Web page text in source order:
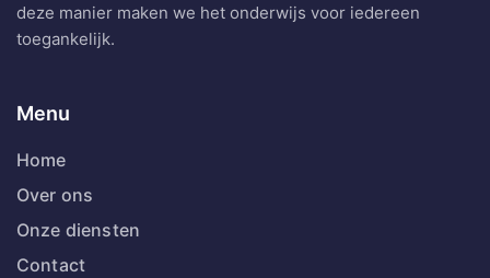
deze manier maken we het onderwijs voor iedereen
toegankelijk.
Menu
Home
Over ons
Onze diensten
Contact